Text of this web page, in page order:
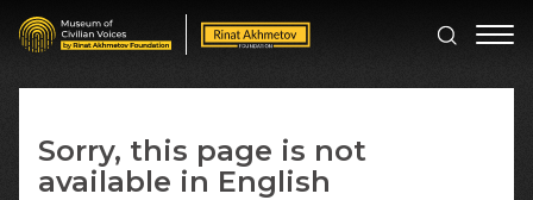
Sorry, this page is not
available in English